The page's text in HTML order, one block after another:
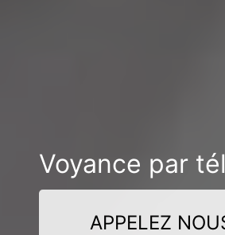
Voyance par
APPELEZ